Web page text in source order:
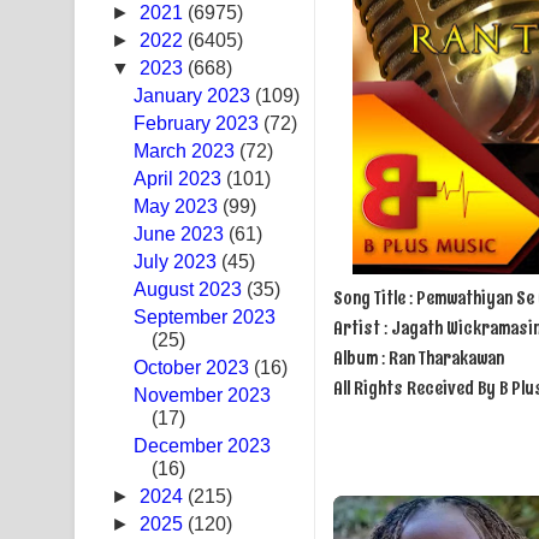
Ras Balan Song Lyrics - රැස් බලන් ගීතයේ පද පෙළ
Hoda sihiyen Song Lyrics - හොද සිහියෙන් ගීතයේ
Awanken Song Lyrics - අවංකෙන් ගීතයේ පද පෙළ
Pa Sina Song Lyrics - පෑ සිනා ගීතයේ පද පෙළ
Pemwanthiye Song Lyrics - පෙම්වන්තියේ ගීතයේ පද
Manobhawa Song Lyrics - මනෝභව ගීතයේ පද පෙළ
Akahe Indala Song Lyrics - ආකාහේ ඉඳලා ගීතයේ
Raawaya Song Lyrics - රාවය ගීතයේ පද පෙළ
Aramuna Song Lyrics - අරමුණ ගීතයේ පද පෙළ
► 2021 (6975)
► 2022 (6405)
▼ 2023 (668)
January 2023 (109)
February 2023 (72)
March 2023 (72)
April 2023 (101)
May 2023 (99)
June 2023 (61)
July 2023 (45)
August 2023 (35)
September 2023
(25)
October 2023 (16)
November 2023
(17)
December 2023
(16)
► 2024 (215)
► 2025 (120)
Song Title :
Artist : Jagath
Album : Ran Tharakawan
All Rights Received By B